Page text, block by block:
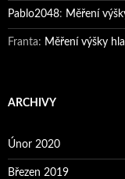
Pablo2048: Měření
Franta: Měření výšky
ARCHIVY
Únor 2020
Březen 2019